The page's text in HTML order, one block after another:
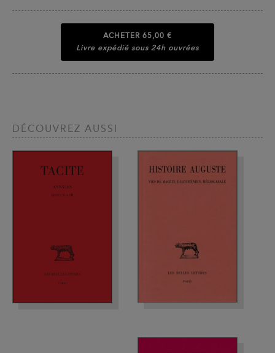
ACHETER 65,00 €
Livre expédié sous 24h ouvrées
DÉCOUVREZ AUSSI